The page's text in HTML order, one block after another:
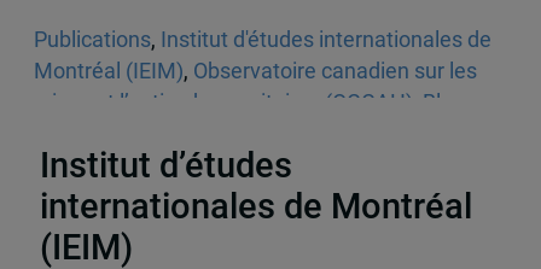
Publications, Institut d'études internationales de
Montréal (IEIM), Observatoire canadien sur les
crises et l’action humanitaires (OCCAH) Blogue
Institut d’études
internationales de Montréal
(IEIM)